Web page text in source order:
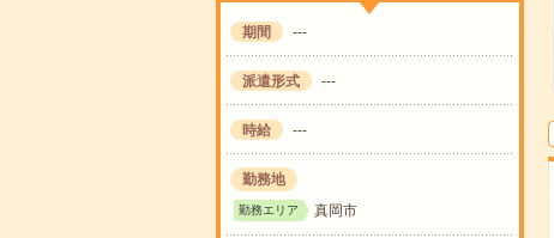
期間 ---
派遣形式 ---
時給 ---
勤務地
勤務エリア 真岡市